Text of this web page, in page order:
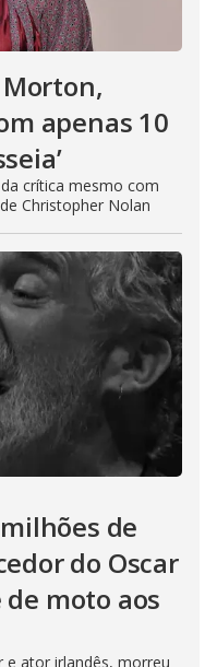
apenas 10
crítica mesmo com
Christopher Nolan
de
do Oscar
moto aos
e ator irlandês, morreu